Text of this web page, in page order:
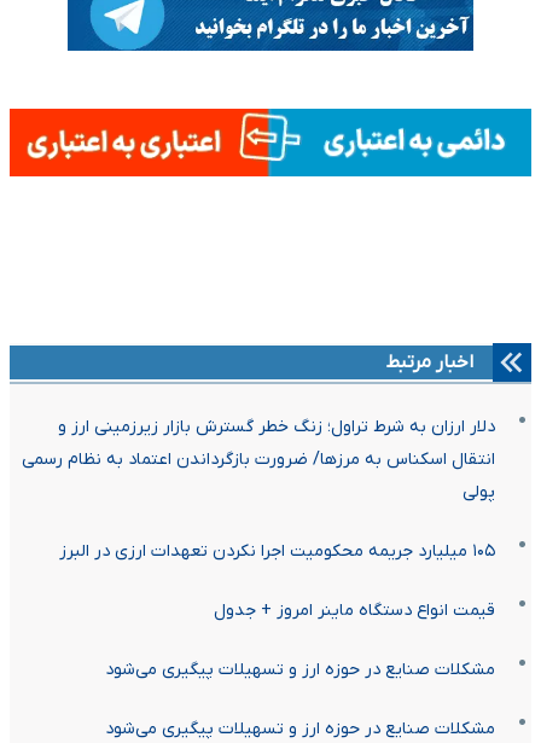
اخبار مرتبط
دلار ارزان به شرط تراول؛ زنگ خطر گسترش بازار زیرزمینی ارز و
انتقال اسکناس به مرزها/ ضرورت بازگرداندن اعتماد به نظام رسمی
پولی
۱۰۵ میلیارد جریمه محکومیت اجرا نکردن تعهدات ارزی در البرز
قیمت انواع دستگاه ماینر امروز + جدول
مشکلات صنایع در حوزه ارز و تسهیلات پیگیری می‌شود
مشکلات صنایع در حوزه ارز و تسهیلات پیگیری می‌شود